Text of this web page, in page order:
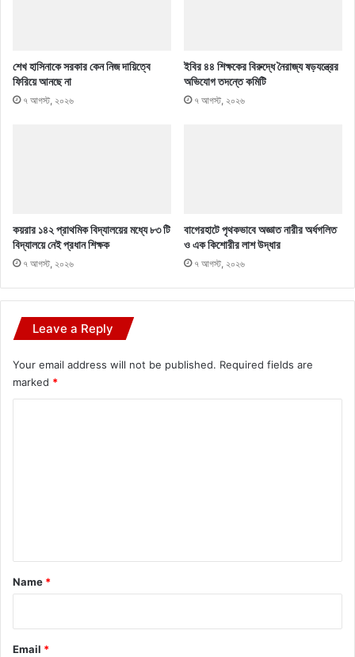
শেখ হাসিনাকে সরকার কেন নিজ দায়িত্বে
ফিরিয়ে আনছে না
৭ আগস্ট, ২০২৬
ইবির ৪৪ শিক্ষকের বিরুদ্ধে নৈরাজ্য ষড়যন্ত্রের
অভিযোগ তদন্তে কমিটি
৭ আগস্ট, ২০২৬
কয়রার ১৪২ প্রাথমিক বিদ্যালয়ের মধ্যে ৮৩ টি
বিদ্যালয়ে নেই প্রধান শিক্ষক
৭ আগস্ট, ২০২৬
বাগেরহাটে পৃথকভাবে অজ্ঞাত নারীর অর্ধগলিত
ও এক কিশোরীর লাশ উদ্ধার
৭ আগস্ট, ২০২৬
Leave a Reply
Your email address will not be published. Required fields are
marked *
*
Name *
Email *